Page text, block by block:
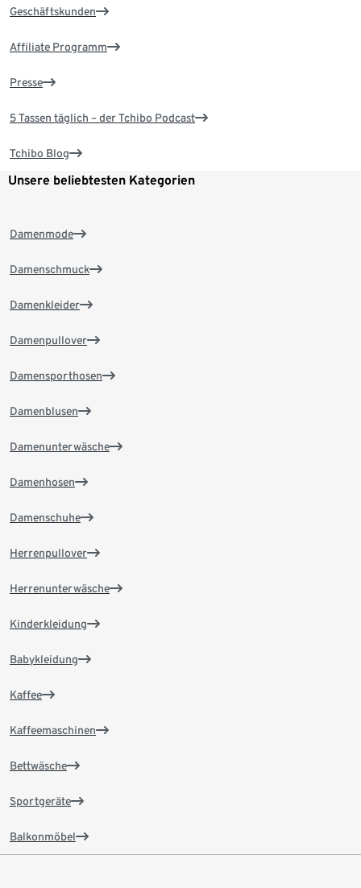
Geschäftskunden
Affiliate Programm
Presse
5 Tassen täglich – der Tchibo Podcast
Tchibo Blog
Unsere beliebtesten Kategorien
Damenmode
Damenschmuck
Damenkleider
Damenpullover
Damensporthosen
Damenblusen
Damenunterwäsche
Damenhosen
Damenschuhe
Herrenpullover
Herrenunterwäsche
Kinderkleidung
Babykleidung
Kaffee
Kaffeemaschinen
Bettwäsche
Sportgeräte
Balkonmöbel